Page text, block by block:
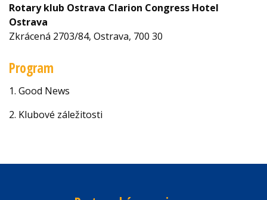
Rotary klub Ostrava Clarion Congress Hotel
Ostrava
Zkrácená 2703/84, Ostrava, 700 30
Program
1. Good News
2. Klubové záležitosti